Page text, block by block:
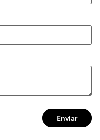
Enviar